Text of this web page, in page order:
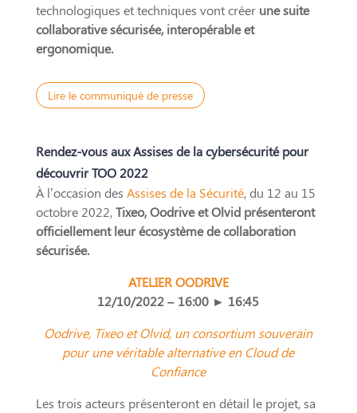
technologiques et techniques vont créer une suite
collaborative sécurisée, interopérable et
ergonomique.
Lire le communiqué de presse
Rendez-vous aux Assises de la cybersécurité pour
découvrir TOO 2022
À l’occasion des Assises de la Sécurité, du 12 au 15
octobre 2022,Tixeo, Oodrive et Olvid présenteront
officiellement leur écosystème de collaboration
sécurisée.
ATELIER OODRIVE
12/10/2022 – 16:00 ► 16:45
Oodrive, Tixeo et Olvid, un consortium souverain
pour une véritable alternative en Cloud de
Confiance
Les trois acteurs présenteront en détail le projet, sa